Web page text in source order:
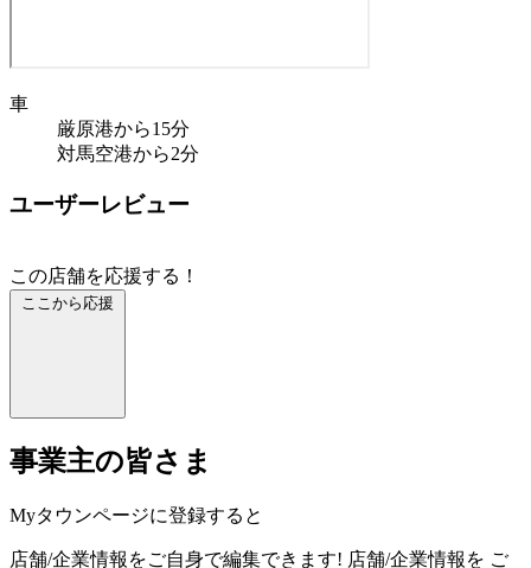
車
厳原港から15分
対馬空港から2分
ユーザーレビュー
この店舗を応援する！
ここから応援
事業主の皆さま
Myタウンページに登録すると
店舗/企業情報をご自身で編集できます! 店舗/企業情報を ご